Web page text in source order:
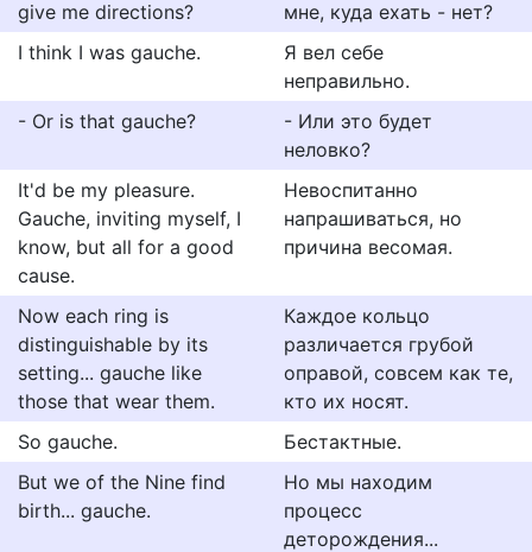
give me directions?
мне, куда ехать - нет?
I think I was gauche.
Я вел себе
неправильно.
- Or is that gauche?
- Или это будет
неловко?
It'd be my pleasure.
Gauche, inviting myself, I
know, but all for a good
cause.
Невоспитанно
напрашиваться, но
причина весомая.
Now each ring is
distinguishable by its
setting... gauche like
those that wear them.
Каждое кольцо
различается грубой
оправой, совсем как те,
кто их носят.
So gauche.
Бестактные.
But we of the Nine find
birth... gauche.
Но мы находим
процесс
деторождения...